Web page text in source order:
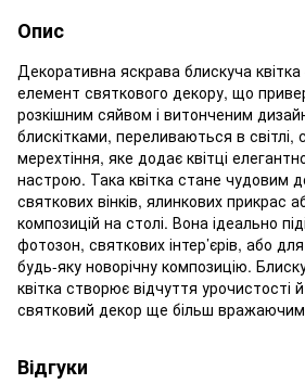
Опис
Декоративна яскрава блискуча
елемент святкового декору, що
розкішним сяйвом і витонченим
блискітками, переливаються в
мерехтіння, яке додає квітці
настрою. Така квітка стане чудовим
святкових вінків, ялинкових прикрас
композицій на столі. Вона ідеально
фотозон, святкових інтер’єрів, або
будь-яку новорічну композицію.
квітка створює відчуття урочистості
святковий декор ще більш
Відгуки